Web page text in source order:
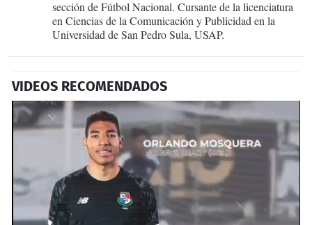
sección de Fútbol Nacional. Cursante de la licenciatura
en Ciencias de la Comunicación y Publicidad en la
Universidad de San Pedro Sula, USAP.
VIDEOS RECOMENDADOS